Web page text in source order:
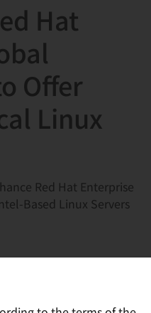
Hat
Offer
Linux
Red Hat Enterprise
Based Linux Servers